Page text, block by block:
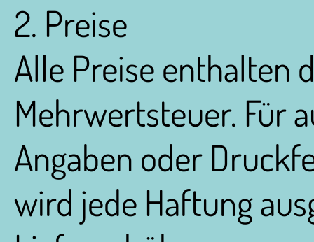
2. Preise
Alle Preise enthalten
Mehrwertsteuer. Für
Angaben oder
wird jede Haftung